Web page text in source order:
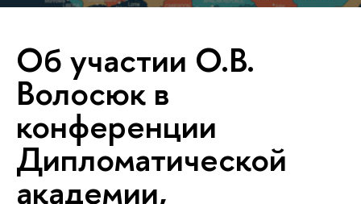
Об участии О.В.
Волосюк в
конференции
Дипломатической
академии,